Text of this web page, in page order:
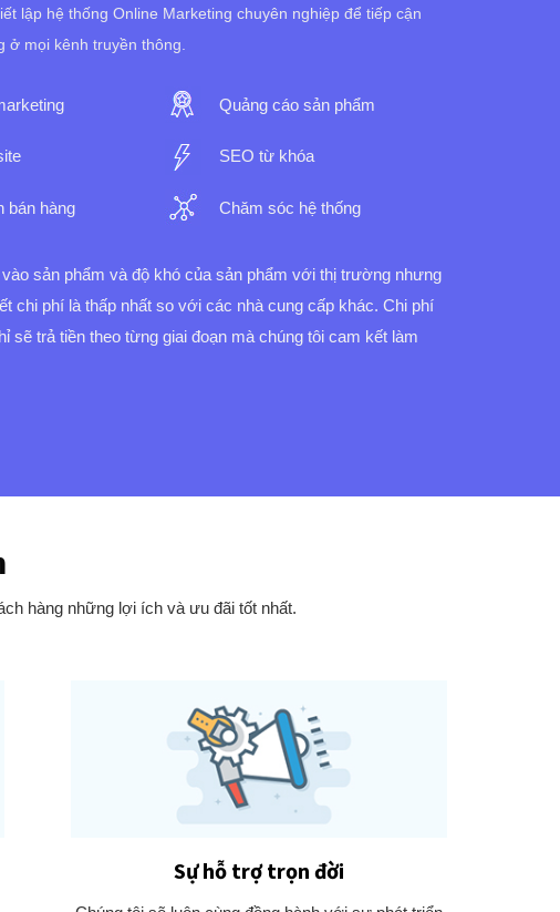
lập hệ thống Online Marketing chuyên nghiệp để tiếp cận
ở mọi kênh truyền thông.
bán hàng
Quảng cáo sản phẩm
SEO từ khóa
Chăm sóc hệ thống
sản phẩm và độ khó của sản phẩm với thị trường nhưng
chi phí là thấp nhất so với các nhà cung cấp khác. Chi phí
sẽ trả tiền theo từng giai đoạn mà chúng tôi cam kết làm
hàng những lợi ích và ưu đãi tốt nhất.
Sự hỗ trợ trọn đời